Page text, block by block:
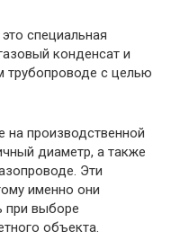
специальная
конденсат и
трубопроводе с целью
на производственной
диаметр, а также
Эти
именно они
при выборе
объекта.